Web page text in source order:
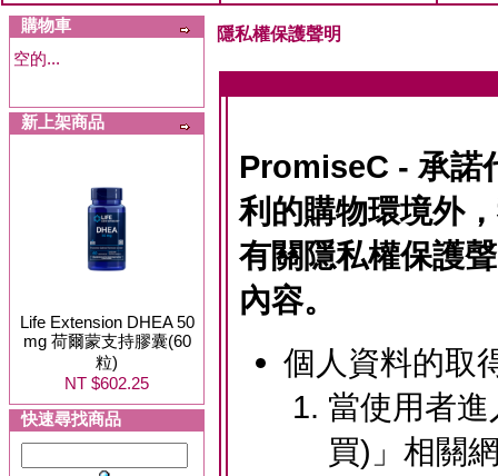
購物車
空的...
新上架商品
Life Extension DHEA 50
mg 荷爾蒙支持膠囊(60
粒)
NT $602.25
快速尋找商品
隱私權保護聲明
PromiseC - 承諾
利的購物環境外
有關隱私權保護
內容。
個人資料的取
當使用者
買)」相關